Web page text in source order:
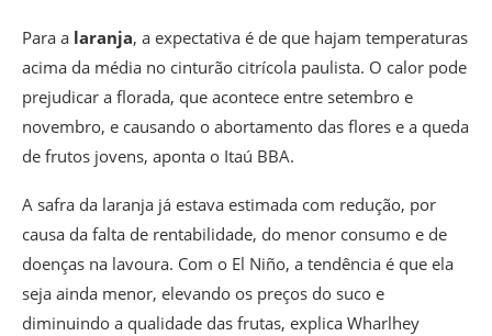
Para a laranja, a expectativa é de que hajam temperaturas
acima da média no cinturão citrícola paulista. O calor pode
prejudicar a florada, que acontece entre setembro e
novembro, e causando o abortamento das flores e a queda
de frutos jovens, aponta o Itaú BBA.
A safra da laranja já estava estimada com redução, por
causa da falta de rentabilidade, do menor consumo e de
doenças na lavoura. Com o El Niño, a tendência é que ela
seja ainda menor, elevando os preços do suco e
diminuindo a qualidade das frutas, explica Wharlhey